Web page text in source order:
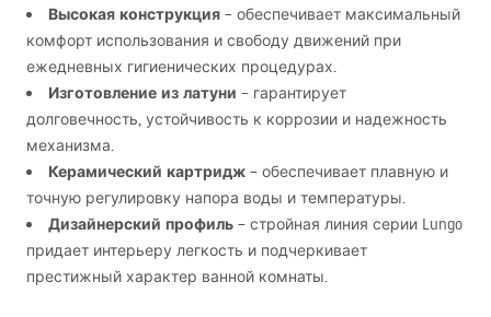
Высокая конструкция – обеспечивает максимальный
комфорт использования и свободу движений при
ежедневных гигиенических процедурах.
Изготовление из латуни – гарантирует
долговечность, устойчивость к коррозии и надежность
механизма.
Керамический картридж – обеспечивает плавную и
точную регулировку напора воды и температуры.
Дизайнерский профиль – стройная линия серии Lungo
придает интерьеру легкость и подчеркивает
престижный характер ванной комнаты.